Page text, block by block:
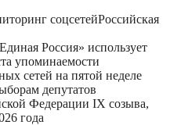
соцсетейРоссийская
Россия» использует
упоминаемости
сетей на пятой неделе
депутатов
Федерации IX созыва,
года